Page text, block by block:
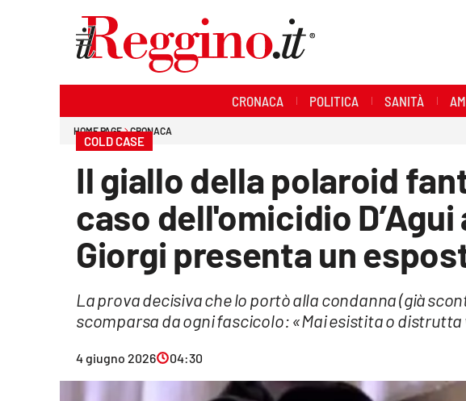
CRONACA POLITICA SANITÀ
HOME PAGE CRONACA
COLD CASE
Il giallo della polaroid
caso dell'omicidio D’Agui
Giorgi presenta un
La prova decisiva che lo portò alla condanna (già
scomparsa da ogni fascicolo: «Mai esistita o
4 giugno 2026 04:30